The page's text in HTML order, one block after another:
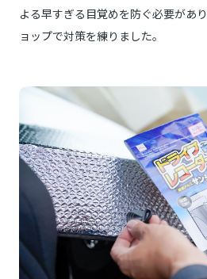
よる早すぎる目覚めを防ぐ必要があ
ョップで対策を練りました。